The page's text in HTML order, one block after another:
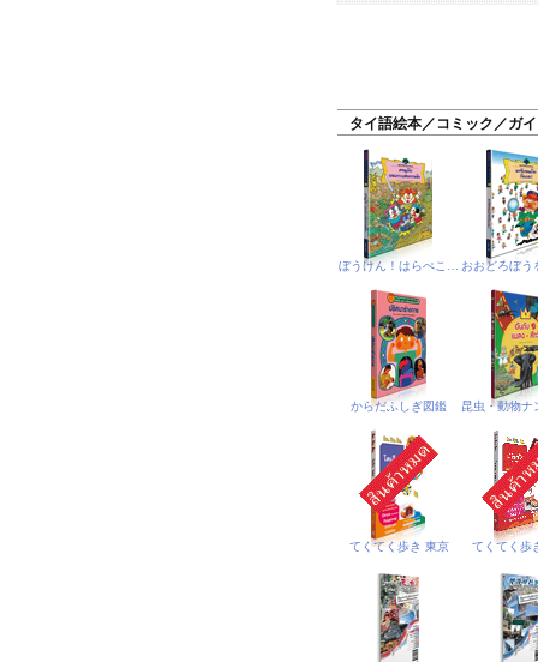
タイ語絵本／コミック／ガ
ぼうけん！はらぺこじま
からだふしぎ図鑑
てくてく歩き 東京 てくてく歩